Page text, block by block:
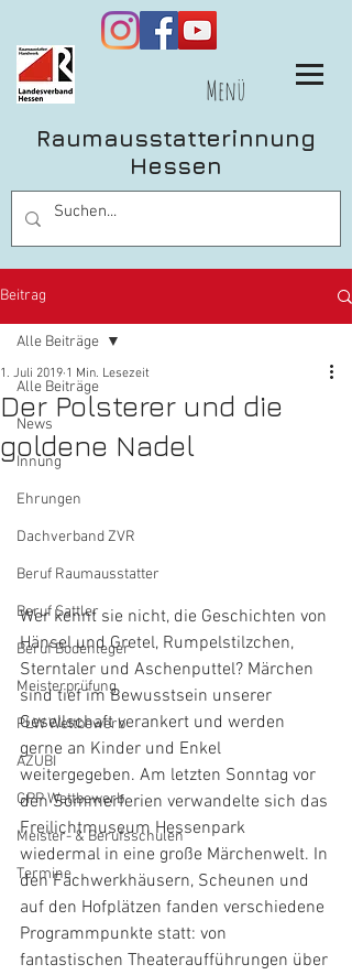
Menü
Raumausstatterinnung
Hessen
Beitrag
Alle Beiträge
News
Innung
Ehrungen
Dachverband ZVR
Beruf Raumausstatter
Beruf Sattler
Beruf Bodenleger
Meisterprüfung
PLW Wettbewerb
AZUBI
GPP Wettbewerb
Meister- & Berufsschulen
Termine
Alle Beiträge
Der Polsterer und die
goldene Nadel
1. Juli 2019 1 Min. Lesezeit
Wer kennt sie nicht, die Geschichten von
Hänsel und Gretel, Rumpelstilzchen,
Sterntaler und Aschenputtel? Märchen
sind tief im Bewusstsein unserer
Gesellschaft verankert und werden
gerne an Kinder und Enkel
weitergegeben. Am letzten Sonntag vor
den Sommerferien verwandelte sich das
Freilichtmuseum Hessenpark
wiedermal in eine große Märchenwelt. In
den Fachwerkhäusern, Scheunen und
auf den Hofplätzen fanden verschiedene
Programmpunkte statt: von
fantastischen Theateraufführungen über